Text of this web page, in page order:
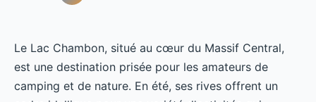
Le Lac Chambon, situé au cœur du Massif Central,
est une destination prisée pour les amateurs de
camping et de nature. En été, ses rives offrent un